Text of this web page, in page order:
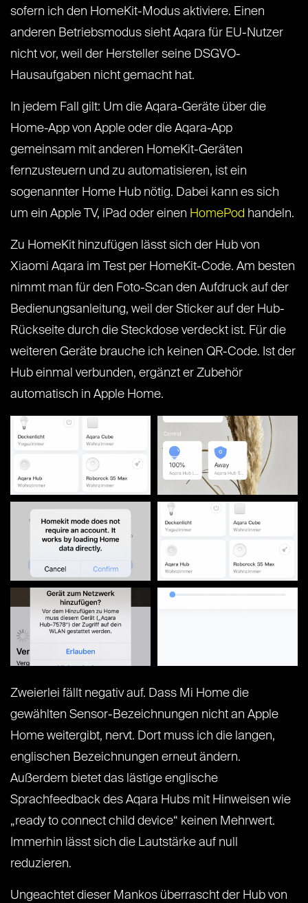
sofern ich den HomeKit-Modus aktiviere. Einen
anderen Betriebsmodus sieht Aqara für EU-Nutzer
nicht vor, weil der Hersteller seine DSGVO-
Hausaufgaben nicht gemacht hat.
In jedem Fall gilt: Um die Aqara-Geräte über die
Home-App von Apple oder die Aqara-App
gemeinsam mit anderen HomeKit-Geräten
fernzusteuern und zu automatisieren, ist ein
sogenannter Home Hub nötig. Dabei kann es sich
um ein Apple TV, iPad oder einen HomePod handeln.
Zu HomeKit hinzufügen lässt sich der Hub von
Xiaomi Aqara im Test per HomeKit-Code. Am besten
nimmt man für den Foto-Scan den Aufdruck auf der
Bedienungsanleitung, weil der Sticker auf der Hub-
Rückseite durch die Steckdose verdeckt ist. Für die
weiteren Geräte brauche ich keinen QR-Code. Ist der
Hub einmal verbunden, ergänzt er Zubehör
automatisch in Apple Home.
Zweierlei fällt negativ auf. Dass Mi Home die
gewählten Sensor-Bezeichnungen nicht an Apple
Home weitergibt, nervt. Dort muss ich die langen,
englischen Bezeichnungen erneut ändern.
Außerdem bietet das lästige englische
Sprachfeedback des Aqara Hubs mit Hinweisen wie
„ready to connect child device“ keinen Mehrwert.
Immerhin lässt sich die Lautstärke auf null
reduzieren.
Ungeachtet dieser Mankos überrascht der Hub von